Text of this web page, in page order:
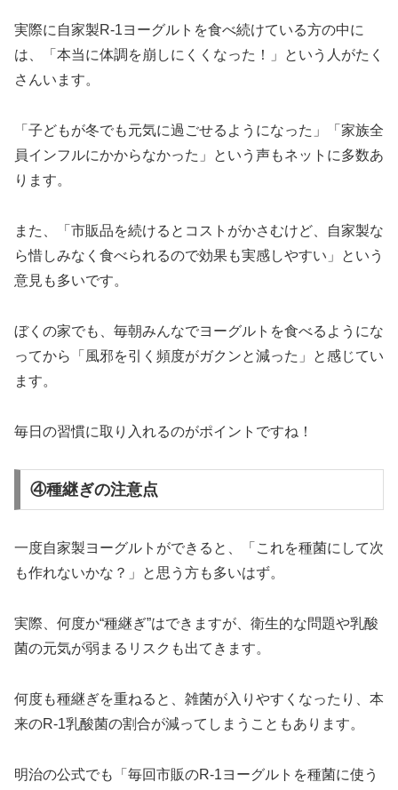
実際に自家製R-1ヨーグルトを食べ続けている方の中に
は、「本当に体調を崩しにくくなった！」という人がたく
さんいます。
「子どもが冬でも元気に過ごせるようになった」「家族全
員インフルにかからなかった」という声もネットに多数あ
ります。
また、「市販品を続けるとコストがかさむけど、自家製な
ら惜しみなく食べられるので効果も実感しやすい」という
意見も多いです。
ぼくの家でも、毎朝みんなでヨーグルトを食べるようにな
ってから「風邪を引く頻度がガクンと減った」と感じてい
ます。
毎日の習慣に取り入れるのがポイントですね！
④種継ぎの注意点
一度自家製ヨーグルトができると、「これを種菌にして次
も作れないかな？」と思う方も多いはず。
実際、何度か“種継ぎ”はできますが、衛生的な問題や乳酸
菌の元気が弱まるリスクも出てきます。
何度も種継ぎを重ねると、雑菌が入りやすくなったり、本
来のR-1乳酸菌の割合が減ってしまうこともあります。
明治の公式でも「毎回市販のR-1ヨーグルトを種菌に使う